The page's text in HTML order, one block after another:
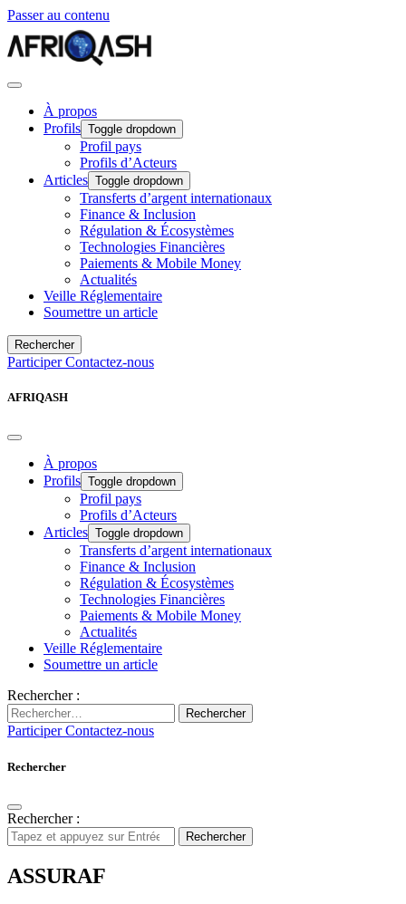
Passer au contenu
À propos
Profils Toggle dropdown
Profil pays
Profils d’Acteurs
Articles Toggle dropdown
Transferts d’argent internationaux
Finance & Inclusion
Régulation & Écosystèmes
Technologies Financières
Paiements & Mobile Money
Actualités
Veille Réglementaire
Soumettre un article
Rechercher
ParticiperContactez-nous
AFRIQASH
À propos
Profils Toggle dropdown
Profil pays
Profils d’Acteurs
Articles Toggle dropdown
Transferts d’argent internationaux
Finance & Inclusion
Régulation & Écosystèmes
Technologies Financières
Paiements & Mobile Money
Actualités
Veille Réglementaire
Soumettre un article
Rechercher :
Rechercher
ParticiperContactez-nous
Rechercher
Rechercher :
Rechercher
ASSURAF